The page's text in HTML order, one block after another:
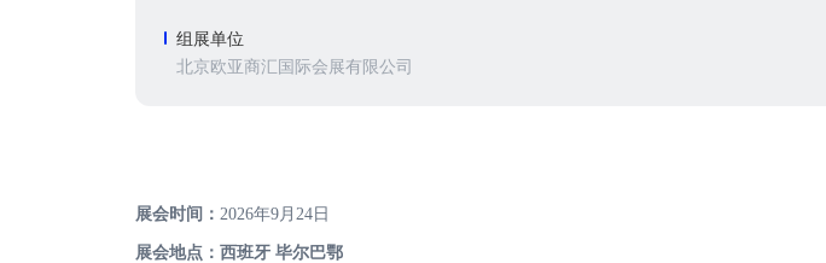
组展单位
北京欧亚商汇国际会展有限公司
展会时间： 2026年9月24日
展会地点： 西班牙 毕尔巴鄂